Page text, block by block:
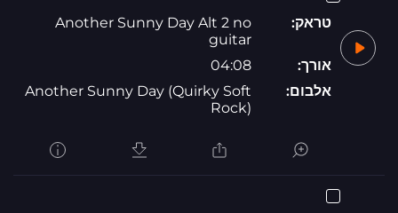
טראק:
Another Sunny Day Alt 2 no
guitar
אורך:
04:08
אלבום:
Another Sunny Day (Quirky Soft
Rock)